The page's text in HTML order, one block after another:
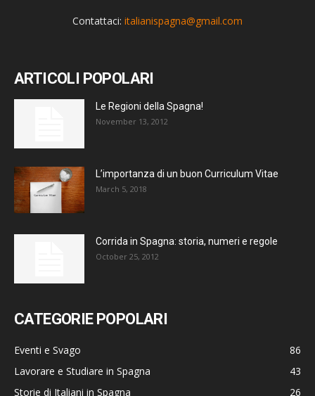
Contattaci: italianispagna@gmail.com
ARTICOLI POPOLARI
Le Regioni della Spagna!
November 13, 2012
L’importanza di un buon Curriculum Vitae
March 5, 2018
Corrida in Spagna: storia, numeri e regole
October 25, 2012
CATEGORIE POPOLARI
Eventi e Svago
86
Lavorare e Studiare in Spagna
43
Storie di Italiani in Spagna
26